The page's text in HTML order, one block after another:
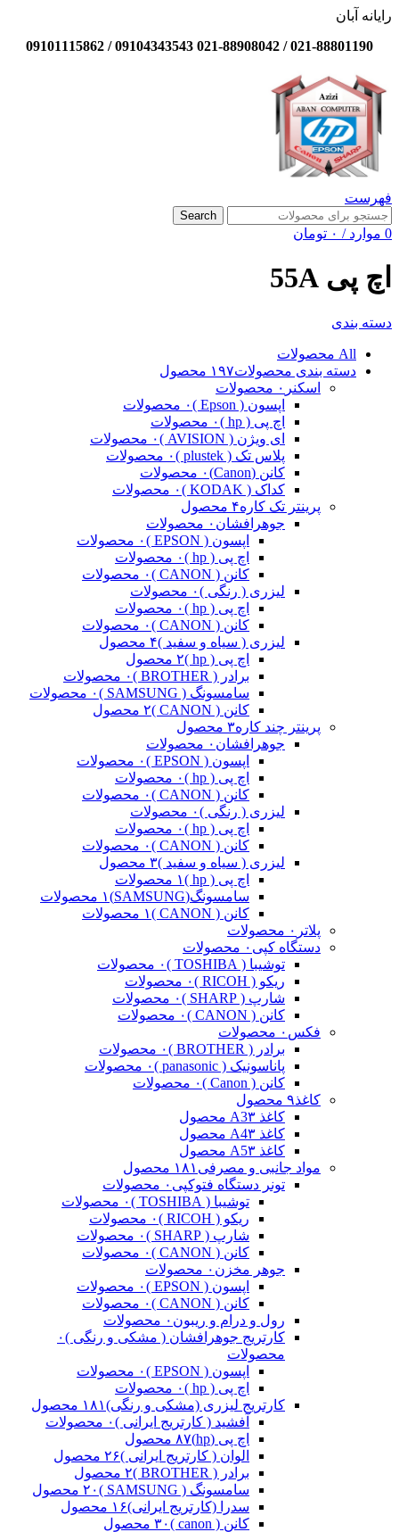
رایانه آبان
021-88801190 / 021-88908042 09104343543 / 09101115862
فهرست
Search
0 موارد / ۰ تومان
اچ پی 55A
دسته بندی
All محصولات
دسته بندی محصولات۱۹۷ محصول
اسکنر ۰ محصولات
اپسون ( Epson )
۰ محصولات
اچ پی ( hp )
۰ محصولات
ای ویژن ( AVISION )
۰ محصولات
پلاس تک ( plustek )
۰ محصولات
کانن (Canon)
۰ محصولات
کداک ( KODAK )
۰ محصولات
پرینتر تک کاره۴ محصول
جوهرافشان ۰ محصولات
اپسون ( EPSON )
۰ محصولات
اچ پی ( hp )
۰ محصولات
کانن ( CANON )
۰ محصولات
لیزری ( رنگی )۰ محصولات
اچ پی ( hp )
۰ محصولات
کانن ( CANON )
۰ محصولات
لیزری ( سیاه و سفید )۴ محصول
اچ پی ( hp )
۲ محصول
برادر ( BROTHER )
۰ محصولات
سامسونگ ( SAMSUNG )
۰ محصولات
کانن ( CANON )
۲ محصول
پرینتر چند کاره۳ محصول
جوهرافشان ۰ محصولات
اپسون ( EPSON )
۰ محصولات
اچ پی ( hp )
۰ محصولات
کانن ( CANON )
۰ محصولات
لیزری ( رنگی )۰ محصولات
اچ پی ( hp )
۰ محصولات
کانن ( CANON )
۰ محصولات
لیزری ( سیاه و سفید )۳ محصول
اچ پی ( hp )
۱ محصولات
سامسونگ(SAMSUNG)
۱ محصولات
کانن ( CANON )
۱ محصولات
پلاتر ۰ محصولات
دستگاه کپی ۰ محصولات
توشیبا ( TOSHIBA )
۰ محصولات
ریکو ( RICOH )
۰ محصولات
شارپ ( SHARP )
۰ محصولات
کانن ( CANON )
۰ محصولات
فکس ۰ محصولات
برادر ( BROTHER )
۰ محصولات
پاناسونیک ( panasonic )
۰ محصولات
کانن ( Canon )
۰ محصولات
کاغذ۹ محصول
کاغذ A3 ۳ محصول
کاغذ A4 ۳ محصول
کاغذ A5 ۳ محصول
مواد جانبی و مصرفی ۱۸۱ محصول
تونر دستگاه فتوکپی ۰ محصولات
توشیبا ( TOSHIBA )
۰ محصولات
ریکو ( RICOH )
۰ محصولات
شارپ ( SHARP )
۰ محصولات
کانن ( CANON )
۰ محصولات
جوهر مخزن ۰ محصولات
اپسون ( EPSON )
۰ محصولات
کانن ( CANON )
۰ محصولات
رول و درام و ریبون ۰ محصولات
کارتریج جوهرافشان ( مشکی و رنگی )۰
محصولات
اپسون ( EPSON )
۰ محصولات
اچ پی ( hp )
۰ محصولات
کارتریج لیزری (مشکی و رنگی)۱۸۱ محصول
آفشید ( کارتریج ایرانی )۰ محصولات
اچ پی (hp)
۸۷ محصول
الوان ( کارتریج ایرانی )۲۶ محصول
برادر ( BROTHER )
۲ محصول
سامسونگ ( SAMSUNG )
۲۰ محصول
سدرا (کارتریج ایرانی)۱۶ محصول
کانن ( canon )
۳۰ محصول